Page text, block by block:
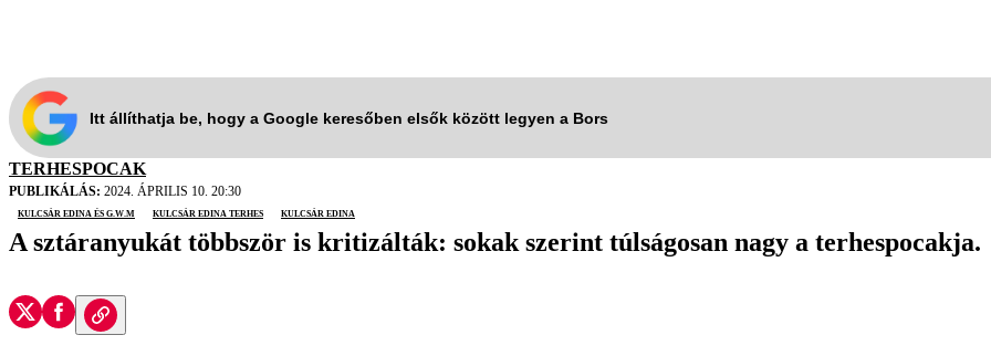
Itt állíthatja be, hogy a Google keresőben elsők között legyen a Bors
TERHESPOCAK
PUBLIKÁLÁS: 2024. ÁPRILIS 10. 20:30
Kulcsár Edina és G.w.M
Kulcsár Edina terhes Kulcsár Edina
A sztáranyukát többször is kritizálták: sokak szerint túlságosan nagy a terhespocakja.